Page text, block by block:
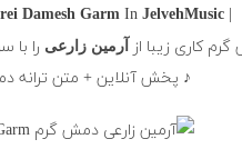
| Download Song
Damesh GarmIn JelvehMusic |
کاری زیبا از آرمین زارعی را با
♪ پخش آنلاین + متن ترانه